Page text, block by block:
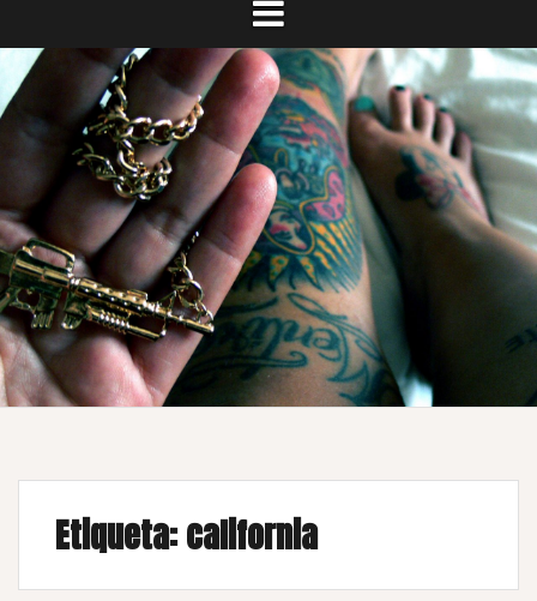
Etiqueta:california